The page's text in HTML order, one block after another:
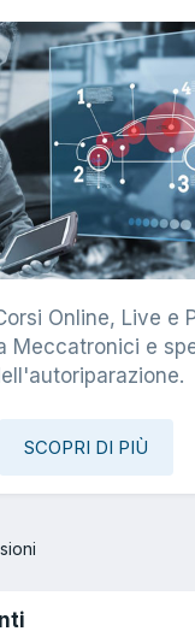
Online, Live e
Meccatronici e
SCOPRI DI PIÙ